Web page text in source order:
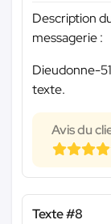
Description
messagerie :
Dieudonne-
texte.
Avis du
Texte #8